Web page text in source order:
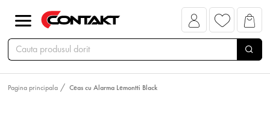
Pagina principala Ceas cu Alarma Lemontti Black